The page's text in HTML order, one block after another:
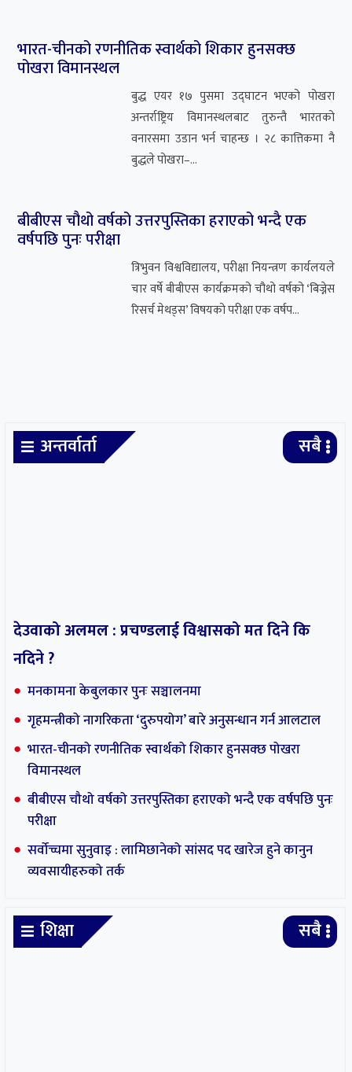
भारत-चीनको रणनीतिक स्वार्थको शिकार हुनसक्छ
पोखरा विमानस्थल
बुद्ध एयर १७ पुसमा उद्घाटन भएको पोखरा
अन्तर्राष्ट्रिय विमानस्थलबाट तुरुन्तै भारतको
वनारसमा उडान भर्न चाहन्छ । २८ कात्तिकमा नै
बुद्धले पोखरा–...
बीबीएस चौथो वर्षको उत्तरपुस्तिका हराएको भन्दै एक
वर्षपछि पुनः परीक्षा
त्रिभुवन विश्वविद्यालय, परीक्षा नियन्त्रण कार्यलयले
चार वर्षे बीबीएस कार्यक्रमको चौथो वर्षको ‘बिज्नेस
रिसर्च मेथड्स’ विषयको परीक्षा एक वर्षप...
अन्तर्वार्ता सबै
देउवाको अलमल : प्रचण्डलाई विश्वासको मत दिने कि
नदिने ?
मनकामना केबुलकार पुनः सञ्चालनमा
गृहमन्त्रीको नागरिकता ‘दुरुपयोग’ बारे अनुसन्धान गर्न आलटाल
भारत-चीनको रणनीतिक स्वार्थको शिकार हुनसक्छ पोखरा
विमानस्थल
बीबीएस चौथो वर्षको उत्तरपुस्तिका हराएको भन्दै एक वर्षपछि पुनः
परीक्षा
सर्वोच्चमा सुनुवाइ : लामिछानेको सांसद पद खारेज हुने कानुन
व्यवसायीहरुको तर्क
शिक्षा सबै